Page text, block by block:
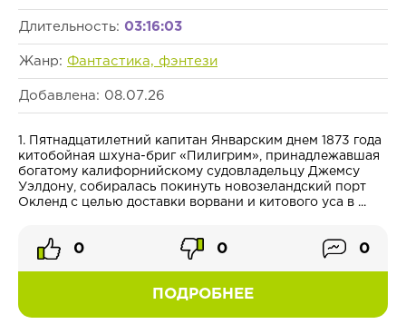
Длительность: 03:16:03
Жанр: Фантастика, фэнтези
Добавлена: 08.07.26
1. Пятнадцатилетний капитан Январским днем 1873 года
китобойная шхуна-бриг «Пилигрим», принадлежавшая
богатому калифорнийскому судовладельцу Джемсу
Уэлдону, собиралась покинуть новозеландский порт
Окленд с целью доставки ворвани и китового уса в ...
ПОДРОБНЕЕ
0 0 0